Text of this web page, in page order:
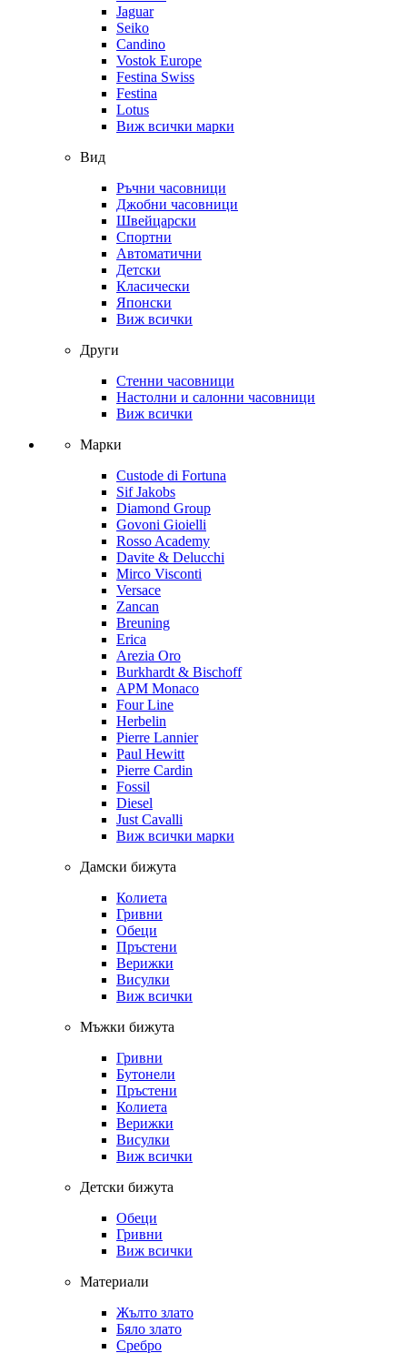
Jaguar
Seiko
Candino
Vostok Europe
Festina Swiss
Festina
Lotus
Виж всички марки
Вид
Ръчни часовници
Джобни часовници
Швейцарски
Спортни
Автоматични
Детски
Класически
Японски
Виж всички
Други
Стенни часовници
Настолни и салонни часовници
Виж всички
Марки
Custode di Fortuna
Sif Jakobs
Diamond Group
Govoni Gioielli
Rosso Academy
Davite & Delucchi
Mirco Visconti
Versace
Zancan
Breuning
Erica
Arezia Oro
Burkhardt & Bischoff
APM Monaco
Four Line
Herbelin
Pierre Lannier
Paul Hewitt
Pierre Cardin
Fossil
Diesel
Just Cavalli
Виж всички марки
Дамски бижута
Колиета
Гривни
Обеци
Пръстени
Верижки
Висулки
Виж всички
Мъжки бижута
Гривни
Бутонели
Пръстени
Колиета
Верижки
Висулки
Виж всички
Детски бижута
Обеци
Гривни
Виж всички
Материали
Жълто злато
Бяло злато
Сребро